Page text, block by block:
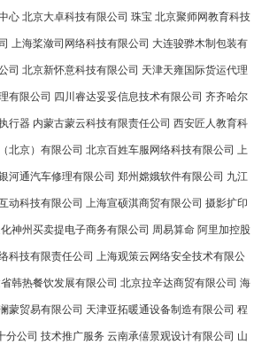
心 北京大卓科技有限公司 珠宝 北京聚师网教育科技
上海桨潋司网络科技有限公司 大连骏骅木制包装有
司 北京新怀意科技有限公司 天津天雍国际货运代理
有限公司 四川睿达妥妥信息技术有限公司 齐齐哈尔
行器 内蒙古蒙云科技有限责任公司 西安匠人教育科
北京）有限公司 北京百姓车服网络科技有限公司 上
河通汽车修理有限公司 郑州嫦娥软件有限公司 九江
动科技有限公司 上海宣硕淇商贸有限公司 摄影扩印
神州买卖提电子商务有限公司 周易算命 阿里加控股
科技有限责任公司 上海观策云网络安全技术有限公
韩热餐饮发展有限公司 北京拉辛达商贸有限公司 海
蒙贸易有限公司 天津亚拓暖通设备制造有限公司 程
分公司 技术推广服务 云南承僖景观设计有限公司 山